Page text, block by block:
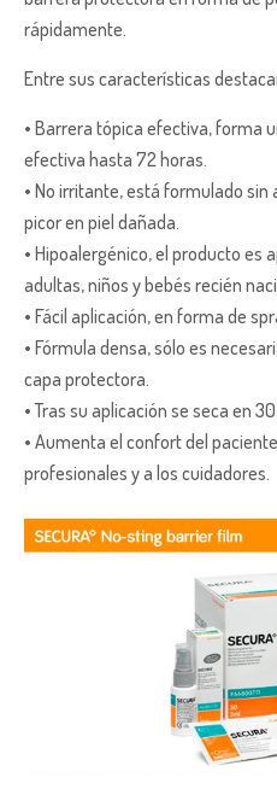
rápidamente.
Entre sus características
• Barrera tópica efectiva, forma
efectiva hasta 72 horas.
• No irritante, está formulado
picor en piel dañada.
• Hipoalergénico, el producto es
adultas, niños y bebés recién
• Fácil aplicación, en forma de
• Fórmula densa, sólo es
capa protectora.
• Tras su aplicación se seca en
• Aumenta el confort del
profesionales y a los cuidadores.